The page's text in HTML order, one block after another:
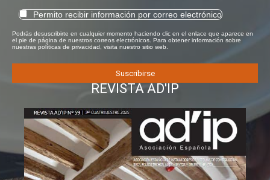
Permito recibir información por correo electrónico
Podrás desuscribirte en cualquier momento haciendo clic en el enlace que aparece en
el pie de página de nuestros correos electrónicos. Para obtener información sobre
nuestras políticas de privacidad, visita nuestro sitio web.
REVISTA AD'IP